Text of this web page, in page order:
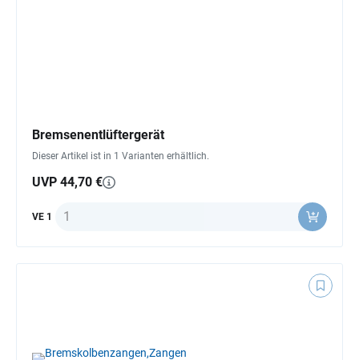
Bremsenentlüftergerät
Dieser Artikel ist in 1 Varianten erhältlich.
UVP 44,70 €
VE 1 Anzahl